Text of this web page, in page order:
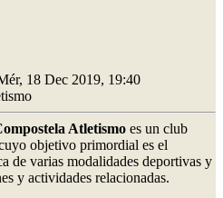
18 Dec 2019, 19:40
Atletismo es un club
objetivo primordial es el
de varias modalidades deportivas y
y actividades relacionadas.